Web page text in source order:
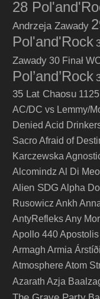
28
Andrzeja Zawady
Pol'and'Rock
Zawady 30 Finał
Pol’and’Rock
35 Lat Chaosu 1125
AC/DC vs Lemmy/
Denied Acid
SacroAfraid of
Karczewska
Alcomindz Al Di
Alien SDG Alpha
Rusowicz Ankh
AntyRefleksAny
Apollo 440
Armagh Armia
AtmosphereAtom
Azarath Azja